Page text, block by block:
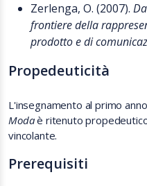
Zerlenga, O. (2007).
frontiere della
prodotto e di
Propedeuticità
L'insegnamento al primo
Modaè ritenuto
vincolante.
Prerequisiti